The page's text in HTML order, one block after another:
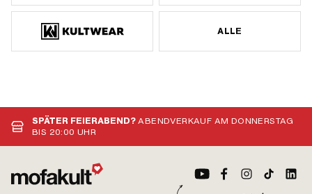
ALLE
SPÄTER FEIERABEND?ABENDVERKAUF AM DONNERSTAG
BIS 20:00 UHR